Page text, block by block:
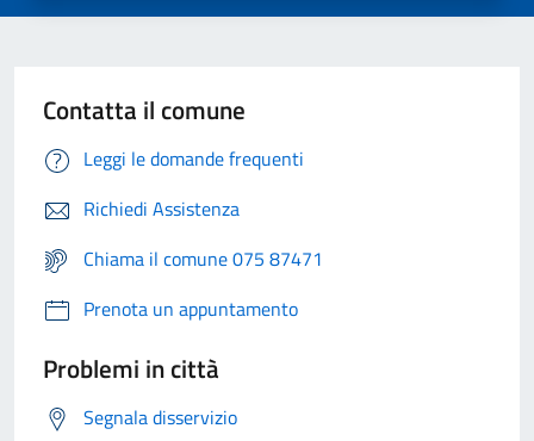
Contatta il comune
Leggi le domande frequenti
Richiedi Assistenza
Chiama il comune 075 87471
Prenota un appuntamento
Problemi in città
Segnala disservizio